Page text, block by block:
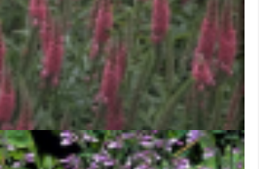
Aar-ereprijs
Veronica spicata 'Rotfuchs'